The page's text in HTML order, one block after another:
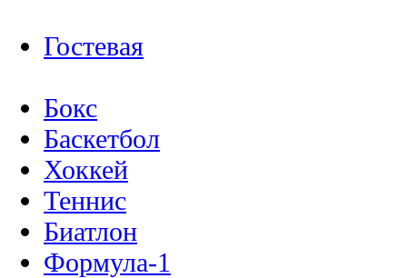
Гостевая
Бокс
Баскетбол
Хоккей
Теннис
Биатлон
Формула-1